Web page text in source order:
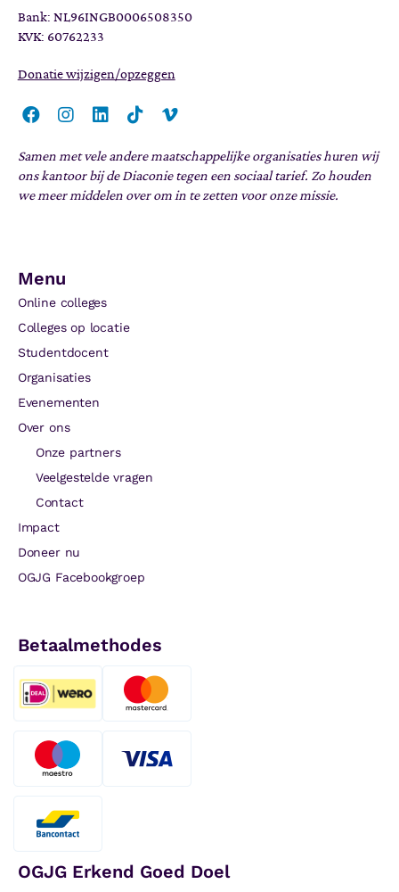
Bank: NL96INGB0006508350
KVK: 60762233
Donatie wijzigen/opzeggen
Samen met vele andere maatschappelijke organisaties huren wij
ons kantoor bij de Diaconie tegen een sociaal tarief. Zo houden
we meer middelen over om in te zetten voor onze missie.
Menu
Online colleges
Colleges op locatie
Studentdocent
Organisaties
Evenementen
Over ons
Onze partners
Veelgestelde vragen
Contact
Impact
Doneer nu
OGJG Facebookgroep
Betaalmethodes
OGJG Erkend Goed Doel